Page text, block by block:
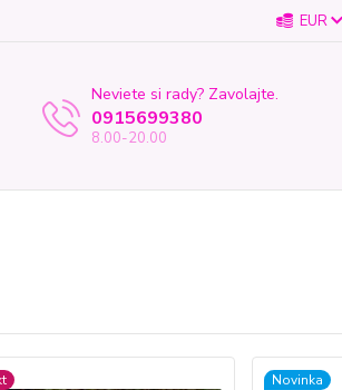
EUR
Neviete si rady? Zavolajte.
0915699380
8.00-20.00
Novinka